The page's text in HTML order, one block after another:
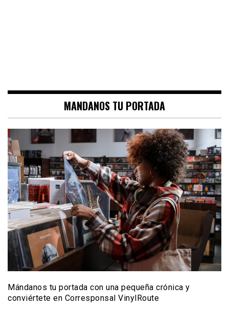
MANDANOS TU PORTADA
Mándanos tu portada con una pequeña crónica y
conviértete en Corresponsal VinylRoute